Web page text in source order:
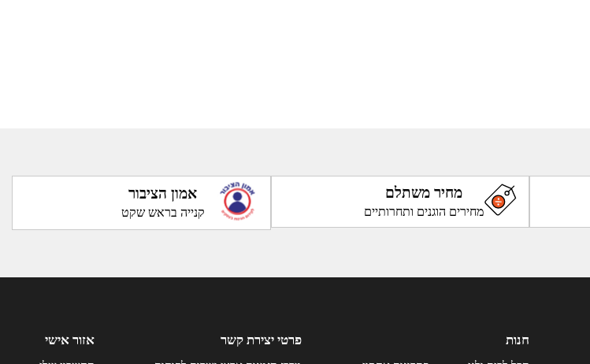
מחיר משתלם
מחירים הוגנים ותחרותיים
אמון הציבור
קנייה בראש שקט
חנות פרטי יצירת קשר אזור אישי